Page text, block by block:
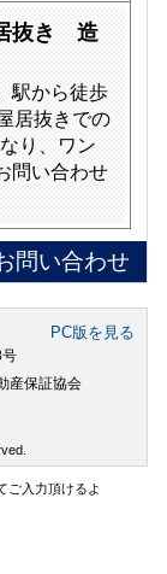
抜き 造
駅から徒歩
居抜きでの
り、ワン
問い合わせ
問い合わせ
PC版を見る
産保証協会
ご入力頂けるよ